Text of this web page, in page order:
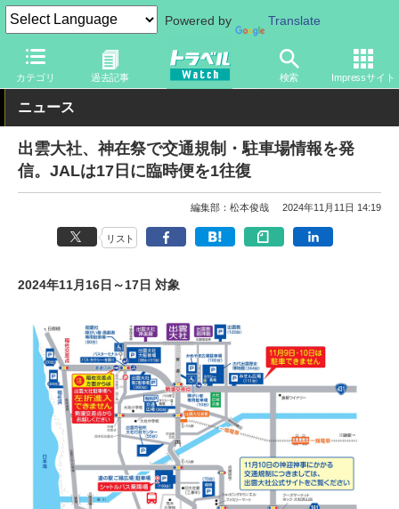
Powered by Translate
カテゴリ 過去記事 検索 Impressサイト
トラベル Watch 地域 国内旅行 島根
ニュース
出雲大社、神在祭で交通規制・駐車場情報を発
信。JALは17日に臨時便を1往復
編集部：松本俊哉 2024年11月11日 14:19
リスト
2024年11月16日～17日 対象